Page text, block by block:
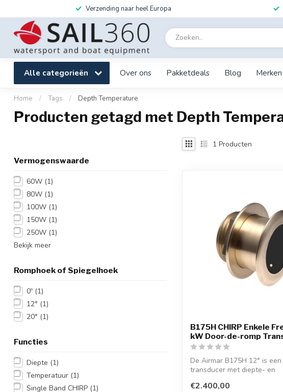
Verzending naar heel Europa
Alle categorieën Over ons Pakketdeals Blog Merken
Home / Tags / Depth Temperature
Producten getagd met Depth
Vermogenswaarde
60W (1)
80W (1)
100W (1)
150W (1)
250W (1)
Bekijk meer
Romphoek of Spiegelhoek
0º (1)
12° (1)
20° (1)
Functies
Diepte (1)
Temperatuur (1)
Single Band CHIRP (1)
1 Producten
B175H CHIRP Enkele
kW Door-de-romp
De Airmar B175H 12° is
transducer met diepte- en
€2.400,00